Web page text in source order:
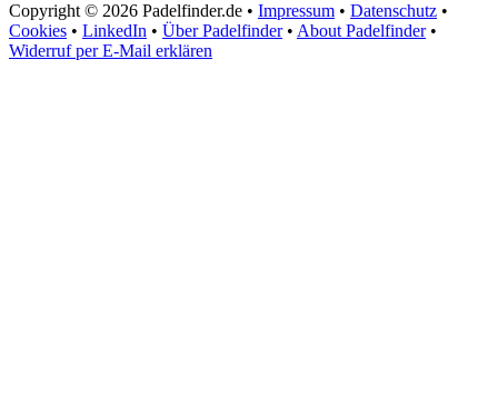
Copyright © 2026 Padelfinder.de • Impressum • Datenschutz •
Cookies • LinkedIn • Über Padelfinder• About Padelfinder•
Widerruf per E-Mail erklären